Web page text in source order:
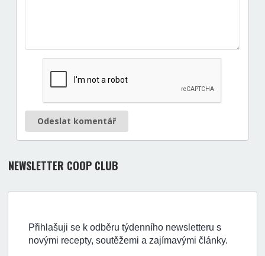
Odeslat komentář
NEWSLETTER COOP CLUB